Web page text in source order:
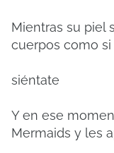
Mientras su piel
cuerpos como
siéntate
Y en ese
Mermaids y les